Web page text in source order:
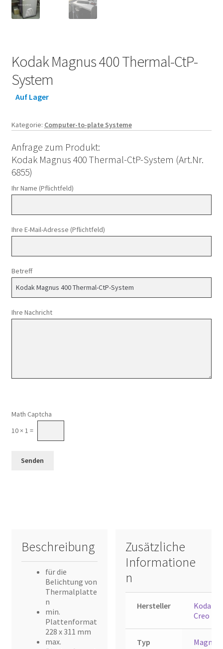
Kodak Magnus 400 Thermal-CtP-
System
Auf Lager
Kategorie: Computer-to-plate Systeme
Anfrage zum Produkt:
Kodak Magnus 400 Thermal-CtP-System (Art.Nr.
6855)
Ihr Name (Pflichtfeld)
Ihre E-Mail-Adresse (Pflichtfeld)
Betreff
Ihre Nachricht
Math Captcha
10 × 1 =
Beschreibung
für die
Belichtung von
Thermalplatte
n
min.
Plattenformat
228 x 311 mm
max.
Zusätzliche
Informatione
n
Hersteller
Kodak
Creo
Typ
Magnus